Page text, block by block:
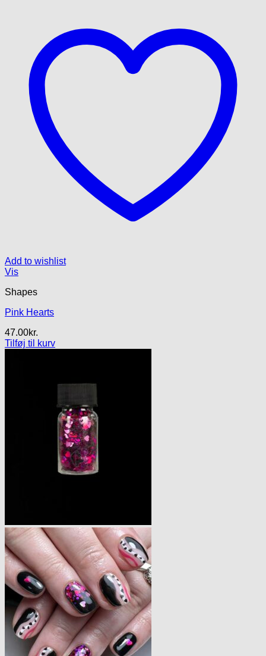
Add to wishlist
Vis
Shapes
Pink Hearts
47.00kr.
Tilføj til kurv